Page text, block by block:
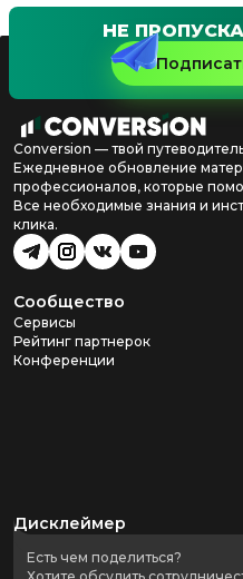
НЕ
Conversion — твой
Ежедневное обновление
профессионалов, которые
Все необходимые знания и
клика.
Сообщество
Сервисы
Рейтинг партнерок
Конференции
Дисклеймер
Есть чем поделиться?